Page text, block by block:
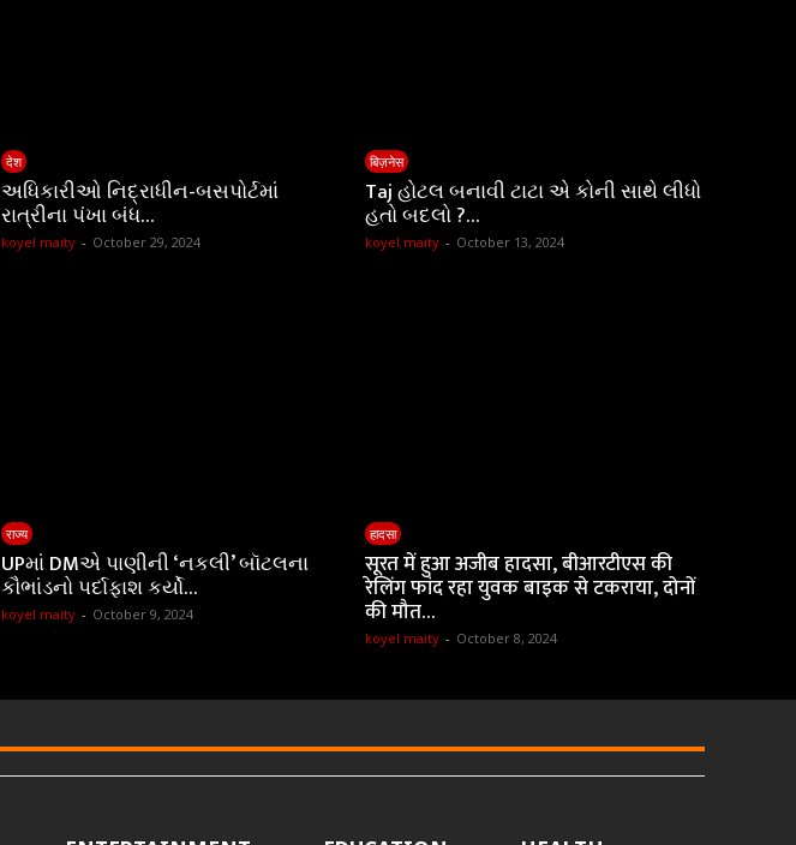
देश
અધિકારીઓ નિદ્રાધીન-બસપોર્ટમાં
રાત્રીના પંખા બંધ…
koyel maity - October 29, 2024
बिज़नेस
Taj હોટલ બનાવી ટાટા એ કોની સાથે લીધો
હતો બદલો ?…
koyel maity - October 13, 2024
राज्य
UPમાં DMએ પાણીની ‘નકલી’ બૉટલના
કૌભાંડનો પર્દાફાશ કર્યો…
koyel maity - October 9, 2024
हादसा
सूरत में हुआ अजीब हादसा, बीआरटीएस की
रेलिंग फांद रहा युवक बाइक से टकराया, दोनों
की मौत…
koyel maity - October 8, 2024